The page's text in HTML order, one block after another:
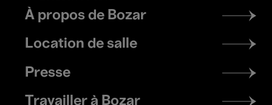
Footer
menu
À propos de Bozar
Location de salle
Presse
Travailler à Bozar